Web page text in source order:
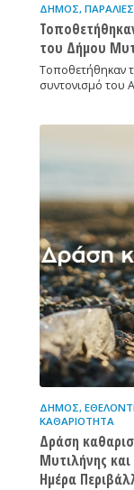
ΔΉΜΟΣ, ΠΑΡΑΛΊΕΣ
του Δήμου
Τοποθετήθηκαν
συντονισμό του
ΔΉΜΟΣ,
ΚΑΘΑΡΙΌΤΗΤΑ
Δράση
Μυτιλήνης
Ημέρα